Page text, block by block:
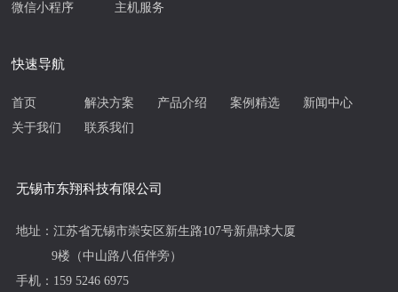
微信小程序
主机服务
快速导航
首页 解决方案 产品介绍 案例精选
新闻中心
关于我们
联系我们
无锡市东翔科技有限公司
地址：江苏省无锡市崇安区新生路107号新鼎球大厦
9楼（中山路八佰伴旁）
手机：159 5246 6975